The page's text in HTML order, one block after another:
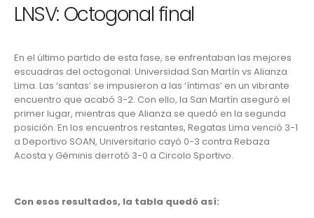
LNSV: Octogonal final
En el último partido de esta fase, se enfrentaban las mejores
escuadras del octogonal: Universidad San Martín vs Alianza
Lima. Las ‘santas’ se impusieron a las ‘íntimas’ en un vibrante
encuentro que acabó 3-2. Con ello, la San Martín aseguró el
primer lugar, mientras que Alianza se quedó en la segunda
posición. En los encuentros restantes, Regatas Lima venció 3-1
a Deportivo SOAN, Universitario cayó 0-3 contra Rebaza
Acosta y Géminis derrotó 3-0 a Circolo Sportivo.
Con esos resultados, la tabla quedó así: